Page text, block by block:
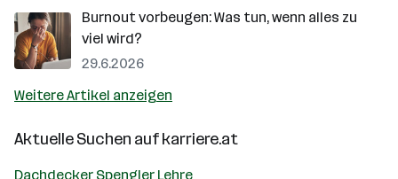
Burnout vorbeugen: Was tun, wenn alles zu
viel wird?
29.6.2026
Weitere Artikel anzeigen
Aktuelle Suchen aufkarriere.at
Dachdecker Spengler Lehre